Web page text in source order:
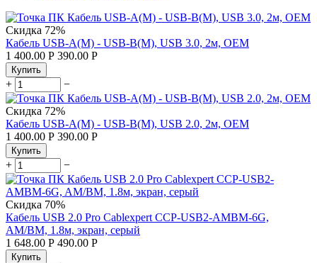
Скидка 72%
Кабель USB-A(M) - USB-B(M), USB 3.0, 2м, OEM
1 400.00 Р 390.00 Р
Купить
+ −
Скидка 72%
Кабель USB-A(M) - USB-B(M), USB 2.0, 2м, OEM
1 400.00 Р 390.00 Р
Купить
+ −
Скидка 70%
Кабель USB 2.0 Pro Cablexpert CCP-USB2-AMBM-6G,
AM/BM, 1.8м, экран, серый
1 648.00 Р 490.00 Р
Купить